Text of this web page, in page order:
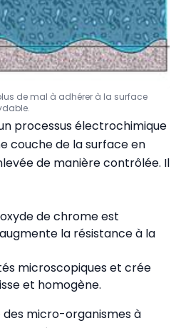
de mal à adhérer à la surface
processus électrochimique
couche de la surface en
de manière contrôlée. Il
de chrome est
la résistance à la
microscopiques et crée
et homogène.
micro-organismes à